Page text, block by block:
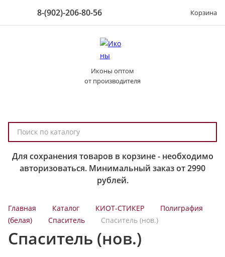
8-(902)-206-80-56 Корзина
Иконы оптом
от производителя
о
к
а
т
Для сохранения товаров в корзине - необходимо
авторизоваться. Минимальный заказ от 2990
рублей.
Главная Каталог КИОТ-СТИКЕР
Полиграфия
(белая)
Спаситель Спаситель (нов.)
Спаситель (нов.)